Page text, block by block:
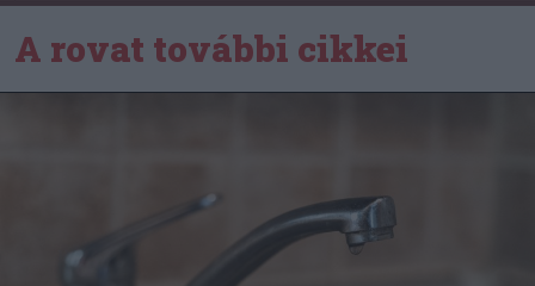
A rovat további cikkei